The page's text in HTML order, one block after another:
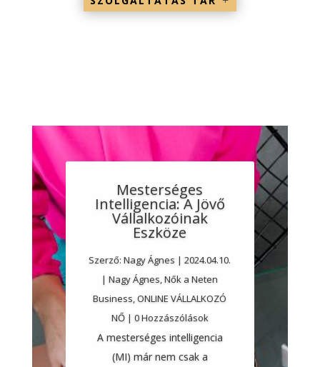
Mesterséges
Intelligencia: A Jövő
Vállalkozóinak
Eszköze
Szerző:Nagy Ágnes |2024.04.10.
|Nagy Ágnes,Nők a Neten
Business,ONLINE VÁLLALKOZÓ
NŐ| 0 Hozzászólások
A mesterséges intelligencia
(MI) már nem csak a